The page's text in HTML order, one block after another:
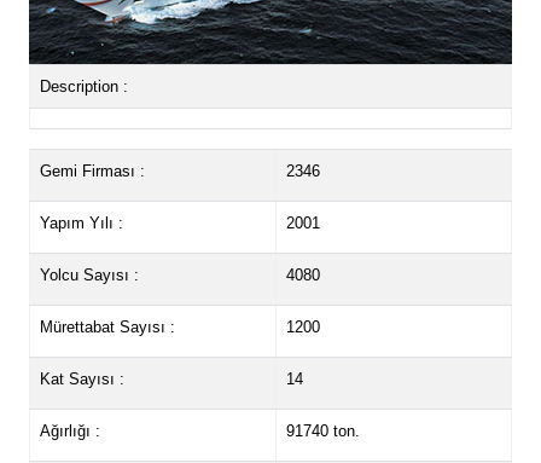
Description :
Gemi Firması : 2346
Yapım Yılı : 2001
Yolcu Sayısı : 4080
Mürettabat Sayısı : 1200
Kat Sayısı : 14
Ağırlığı : 91740 ton.